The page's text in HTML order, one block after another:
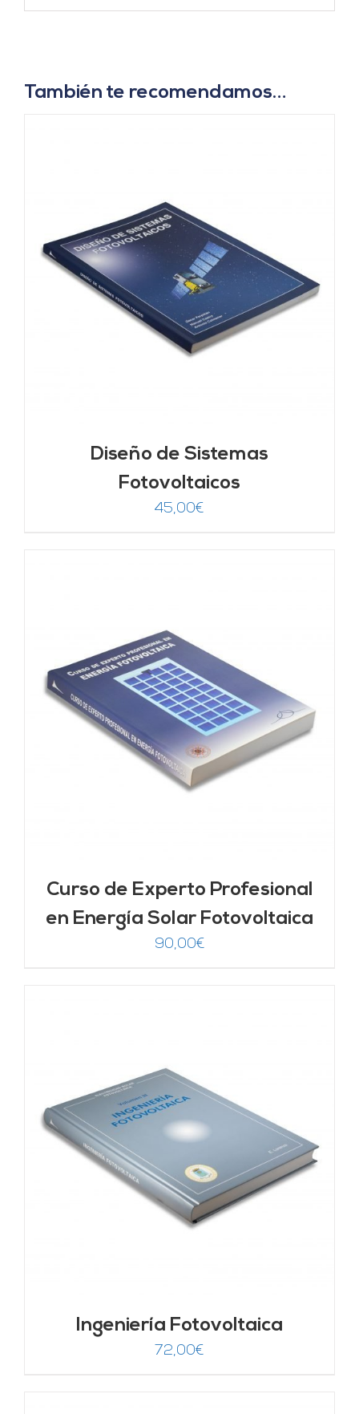
También te recomendamos…
Diseño de Sistemas
Fotovoltaicos
45,00€
Curso de Experto Profesional
en Energía Solar Fotovoltaica
90,00€
Ingeniería Fotovoltaica
72,00€